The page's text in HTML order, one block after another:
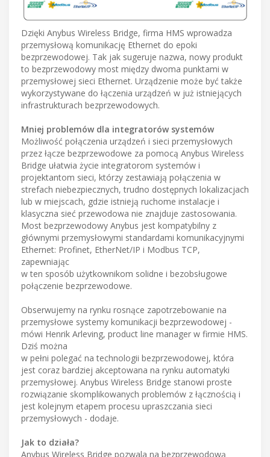
Dzięki Anybus Wireless Bridge, firma HMS wprowadza
przemysłową komunikację Ethernet do epoki
bezprzewodowej. Tak jak sugeruje nazwa, nowy produkt
to bezprzewodowy most między dwoma punktami w
przemysłowej sieci Ethernet. Urządzenie może być także
wykorzystywane do łączenia urządzeń w już istniejących
infrastrukturach bezprzewodowych.
Mniej problemów dla integratorów systemów
Możliwość połączenia urządzeń i sieci przemysłowych
przez łącze bezprzewodowe za pomocą Anybus Wireless
Bridge ułatwia życie integratorom systemów i
projektantom sieci, którzy zestawiają połączenia w
strefach niebezpiecznych, trudno dostępnych lokalizacjach
lub w miejscach, gdzie istnieją ruchome instalacje i
klasyczna sieć przewodowa nie znajduje zastosowania.
Most bezprzewodowy Anybus jest kompatybilny z
głównymi przemysłowymi standardami komunikacyjnymi
Ethernet: Profinet, EtherNet/IP i Modbus TCP,
zapewniając
w ten sposób użytkownikom solidne i bezobsługowe
połączenie bezprzewodowe.
Obserwujemy na rynku rosnące zapotrzebowanie na
przemysłowe systemy komunikacji bezprzewodowej -
mówi Henrik Arleving, product line manager w firmie HMS.
Dziś można
w pełni polegać na technologii bezprzewodowej, która
jest coraz bardziej akceptowana na rynku automatyki
przemysłowej. Anybus Wireless Bridge stanowi proste
rozwiązanie skomplikowanych problemów z łącznością i
jest kolejnym etapem procesu upraszczania sieci
przemysłowych - dodaje.
Jak to działa?
Anybus Wireless Bridge pozwala na bezprzewodową